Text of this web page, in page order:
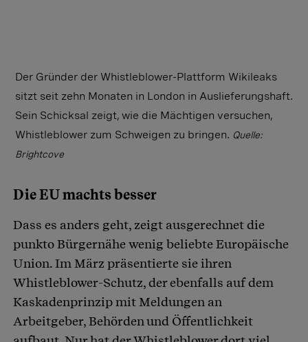
Der Gründer der Whistleblower-Plattform Wikileaks
sitzt seit zehn Monaten in London in Auslieferungshaft.
Sein Schicksal zeigt, wie die Mächtigen versuchen,
Whistleblower zum Schweigen zu bringen. Quelle:
Brightcove
Die EU machts besser
Dass es anders geht, zeigt ausgerechnet die
punkto Bürgernähe wenig beliebte Europäische
Union. Im März präsentierte sie ihren
Whistleblower-Schutz, der ebenfalls auf dem
Kaskadenprinzip mit Meldungen an
Arbeitgeber, Behörden und Öffentlichkeit